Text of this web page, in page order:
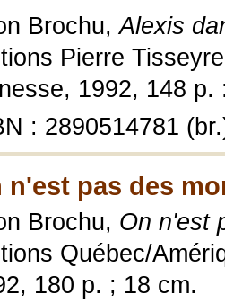
Brochu,Alexis
Pierre
1992, 148 p.
: 2890514781
n'est pas des
Brochu, On n'est
Québec/
180 p. ; 18 cm.